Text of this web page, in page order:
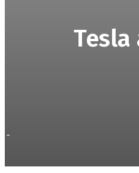
-